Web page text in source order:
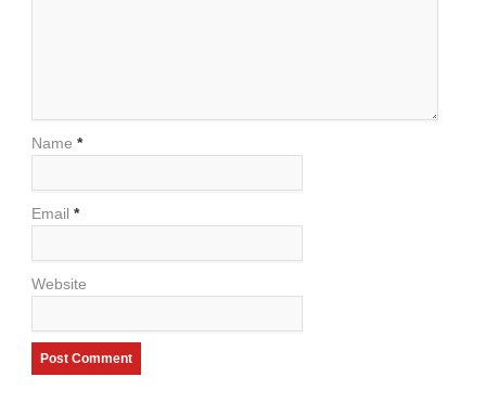
Name *
Email *
Website